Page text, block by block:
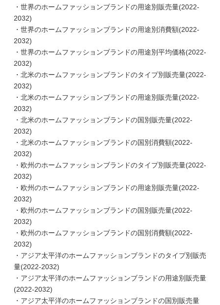
・世界のホームファッションブランドの用途別販売量(2022-
2032)
・世界のホームファッションブランドの用途別消費額(2022-
2032)
・世界のホームファッションブランドの用途別平均価格(2022-
2032)
・北米のホームファッションブランドのタイプ別販売量(2022-
2032)
・北米のホームファッションブランドの用途別販売量(2022-
2032)
・北米のホームファッションブランドの国別販売量(2022-
2032)
・北米のホームファッションブランドの国別消費額(2022-
2032)
・欧州のホームファッションブランドのタイプ別販売量(2022-
2032)
・欧州のホームファッションブランドの用途別販売量(2022-
2032)
・欧州のホームファッションブランドの国別販売量(2022-
2032)
・欧州のホームファッションブランドの国別消費額(2022-
2032)
・アジア太平洋のホームファッションブランドのタイプ別販売
量(2022-2032)
・アジア太平洋のホームファッションブランドの用途別販売量
(2022-2032)
・アジア太平洋のホームファッションブランドの国別販売量